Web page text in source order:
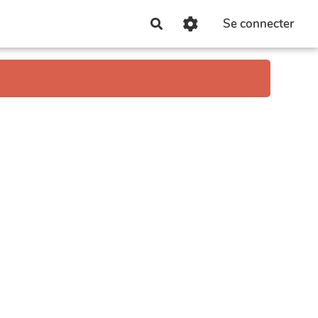
RechercherSe connecter